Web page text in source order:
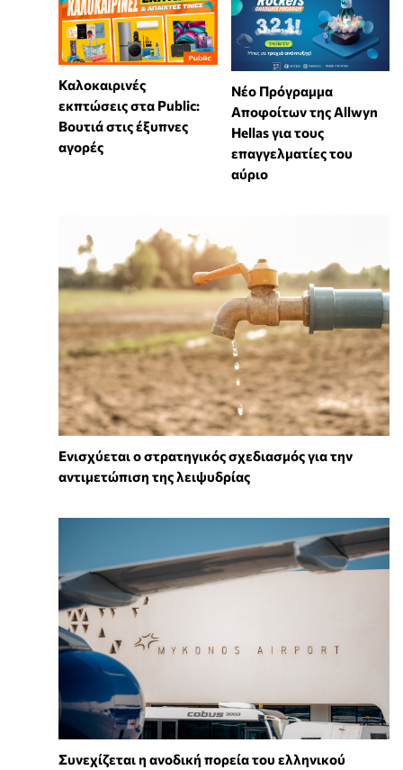
Καλοκαιρινές
εκπτώσεις στα Public:
Βουτιά στις έξυπνες
αγορές
Νέο Πρόγραμμα
Αποφοίτων της Allwyn
Hellas για τους
επαγγελματίες του
αύριο
Ενισχύεται ο στρατηγικός σχεδιασμός για την
αντιμετώπιση της λειψυδρίας
Συνεχίζεται η ανοδική πορεία του ελληνικού